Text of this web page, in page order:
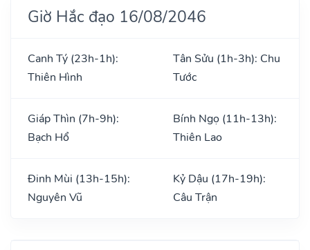
Giờ Hắc đạo 16/08/2046
Canh Tý (23h-1h):
Thiên Hình
Tân Sửu (1h-3h): Chu
Tước
Giáp Thìn (7h-9h):
Bạch Hổ
Bính Ngọ (11h-13h):
Thiên Lao
Đinh Mùi (13h-15h):
Nguyên Vũ
Kỷ Dậu (17h-19h):
Câu Trận